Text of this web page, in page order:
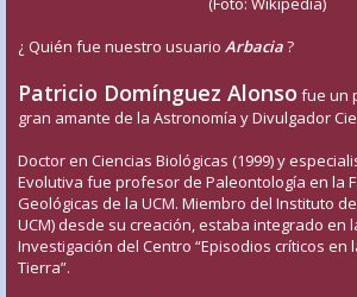
¿ Quién fue nuestro usuario Arbacia?
Patricio Domínguez Alonso fue un
gran amante de la Astronomía y Divulgador
Doctor en Ciencias Biológicas (1999) y
Evolutiva fue profesor de Paleontología en la
Geológicas de la UCM. Miembro del Instituto
UCM) desde su creación, estaba integrado en
Investigación del Centro “Episodios críticos en
Tierra”.